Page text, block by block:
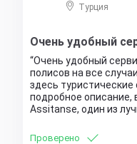
Турция
Очень удобный
Очень удобный
полисов на все
здесь туристические
подробное описание,
Assitanse, один из
Проверено